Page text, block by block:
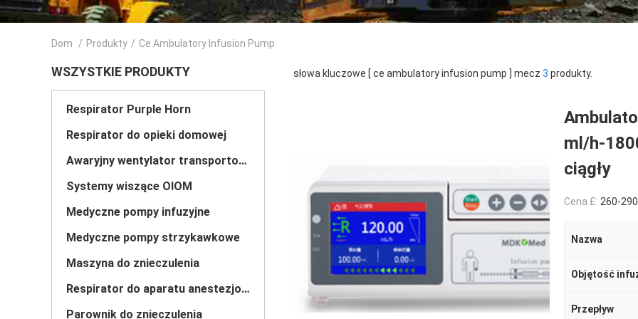
Dom / Produkty / Ce Ambulatory Infusion Pump
WSZYSTKIE PRODUKTY
Respirator Purple Horn
Respirator do opieki domowej
Awaryjny wentylator transportowy
Systemy wiszące OIOM
Medyczne pompy infuzyjne
Medyczne pompy strzykawkowe
Maszyna do znieczulenia
Respirator do aparatu anestezjologicznego
Parownik do znieczulenia
słowa kluczowe [ ce ambulatory infusion pump ] mecz 3 produkty.
ml/h-
ciągły
Cena £: 260-
Nazwa
Objętość
Przepływ